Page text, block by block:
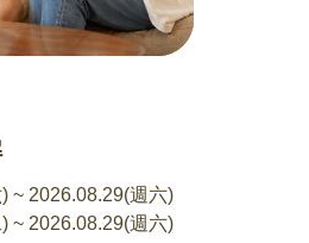
9/15、9/22、9/29、
(9/1老師有事，故不
階段所需之木棒，
場繳交整數現金給老
~ 2026.08.29(週六)
~ 2026.08.29(週六)